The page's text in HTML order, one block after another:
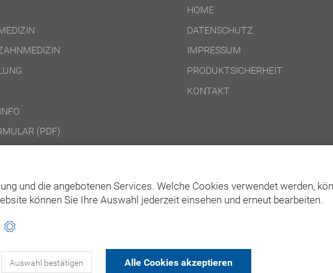
und die angebotenen Services. Welche Cookies verwendet werden,
können Sie Ihre Auswahl jederzeit einsehen und erneut bearbeiten.
Auswahl bestätigen Alle Cookies akzeptieren
(PDF)
HOME
DATENSCHUTZ
IMPRESSUM
PRODUKTSICHERHEIT
KONTAKT